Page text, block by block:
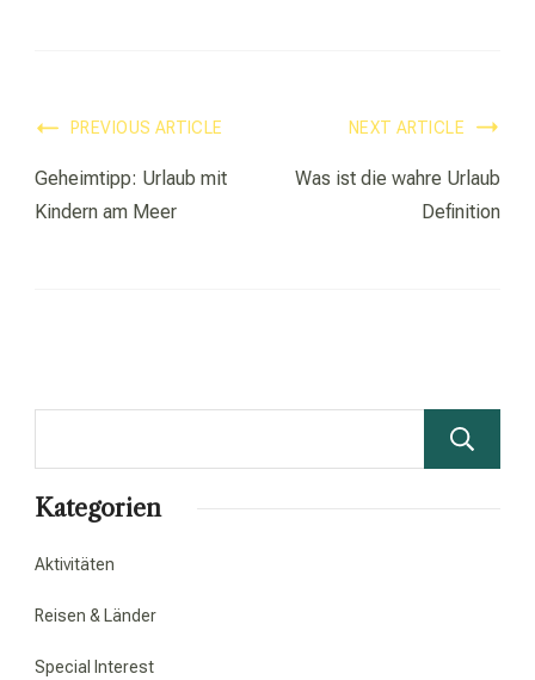
Post
Navigation
PREVIOUS ARTICLE
Geheimtipp: Urlaub mit
Kindern am Meer
NEXT ARTICLE
Was ist die wahre Urlaub
Definition
Kategorien
Aktivitäten
Reisen & Länder
Special Interest